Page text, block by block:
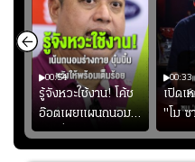
00:54
รู้จังหวะใช้งาน! โค้ช
อ๊อตเผยแผนถนอม
“บุ๋มบิ๋ม” เพื่อรักษา
ร่างกายให้พร้อมที่สุด
00:33
เปิดเ
"โม ซ
ย้ายซ
ปอร์"